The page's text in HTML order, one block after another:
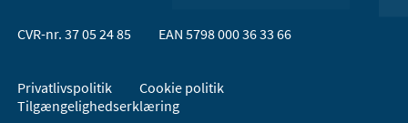
CVR-nr. 37 05 24 85 EAN 5798 000 36 33 66
Privatlivspolitik
Cookie politik
Tilgængelighedserklæring